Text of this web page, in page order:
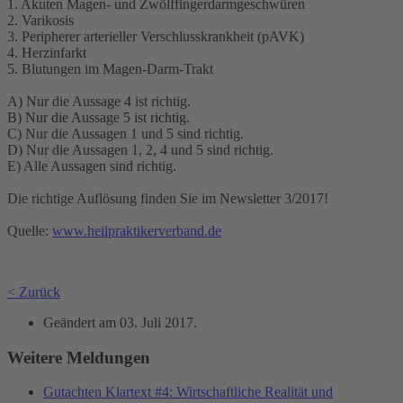
1. Akuten Magen- und Zwölffingerdarmgeschwüren
2. Varikosis
3. Peripherer arterieller Verschlusskrankheit (pAVK)
4. Herzinfarkt
5. Blutungen im Magen-Darm-Trakt
A) Nur die Aussage 4 ist richtig.
B) Nur die Aussage 5 ist richtig.
C) Nur die Aussagen 1 und 5 sind richtig.
D) Nur die Aussagen 1, 2, 4 und 5 sind richtig.
E) Alle Aussagen sind richtig.
Die richtige Auflösung finden Sie im Newsletter 3/2017!
Quelle: www.heilpraktikerverband.de
< Zurück
Geändert am 03. Juli 2017.
Weitere Meldungen
Gutachten Klartext #4: Wirtschaftliche Realität und